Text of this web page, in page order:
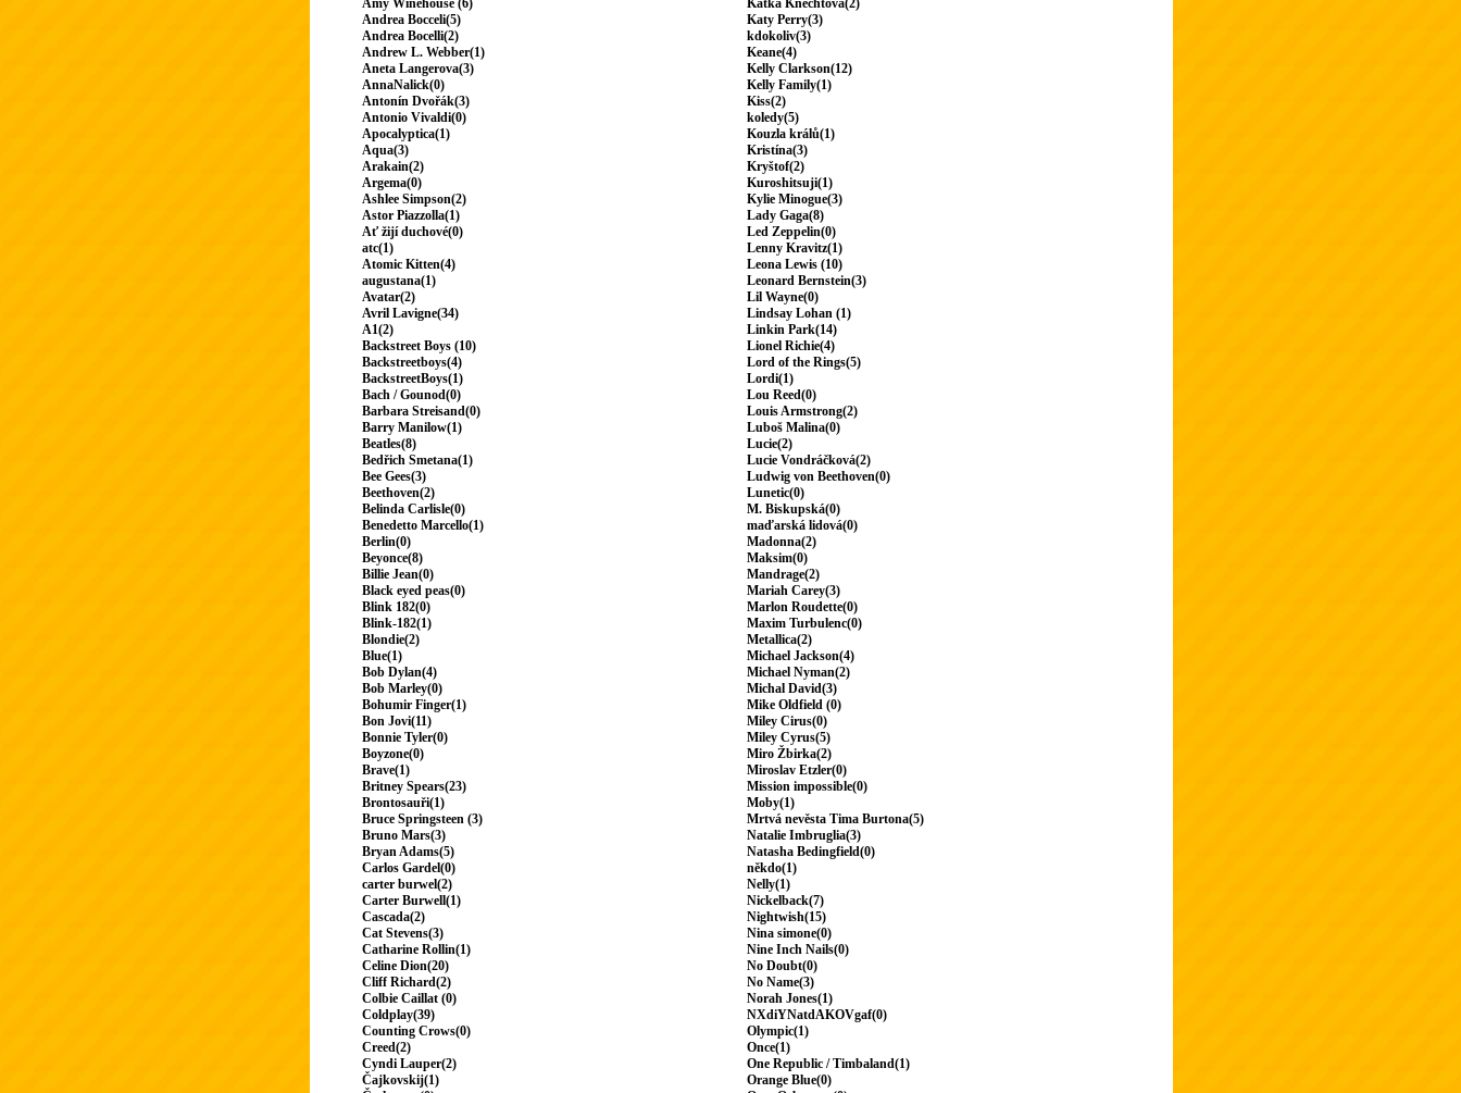
Amy Winehouse (6)
Andrea Bocceli(5)
Andrea Bocelli(2)
Andrew L. Webber(1)
Aneta Langerova(3)
AnnaNalick(0)
Antonín Dvořák(3)
Antonio Vivaldi(0)
Apocalyptica(1)
Aqua(3)
Arakain(2)
Argema(0)
Ashlee Simpson(2)
Astor Piazzolla(1)
Ať žijí duchové(0)
atc(1)
Atomic Kitten(4)
augustana(1)
Avatar(2)
Avril Lavigne(34)
A1(2)
Backstreet Boys (10)
Backstreetboys(4)
BackstreetBoys(1)
Bach / Gounod(0)
Barbara Streisand(0)
Barry Manilow(1)
Beatles(8)
Bedřich Smetana(1)
Bee Gees(3)
Beethoven(2)
Belinda Carlisle(0)
Benedetto Marcello(1)
Berlin(0)
Beyonce(8)
Billie Jean(0)
Black eyed peas(0)
Blink 182(0)
Blink-182(1)
Blondie(2)
Blue(1)
Bob Dylan(4)
Bob Marley(0)
Bohumir Finger(1)
Bon Jovi(11)
Bonnie Tyler(0)
Boyzone(0)
Brave(1)
Britney Spears(23)
Brontosauři(1)
Bruce Springsteen (3)
Bruno Mars(3)
Bryan Adams(5)
Carlos Gardel(0)
carter burwel(2)
Carter Burwell(1)
Cascada(2)
Cat Stevens(3)
Catharine Rollin(1)
Celine Dion(20)
Cliff Richard(2)
Colbie Caillat (0)
Coldplay(39)
Counting Crows(0)
Creed(2)
Cyndi Lauper(2)
Čajkovskij(1)
Katka Knechtová(2)
Katy Perry(3)
kdokoliv(3)
Keane(4)
Kelly Clarkson(12)
Kelly Family(1)
Kiss(2)
koledy(5)
Kouzla králů(1)
Kristína(3)
Kryštof(2)
Kuroshitsuji(1)
Kylie Minogue(3)
Lady Gaga(8)
Led Zeppelin(0)
Lenny Kravitz(1)
Leona Lewis (10)
Leonard Bernstein(3)
Lil Wayne(0)
Lindsay Lohan (1)
Linkin Park(14)
Lionel Richie(4)
Lord of the Rings(5)
Lordi(1)
Lou Reed(0)
Louis Armstrong(2)
Luboš Malina(0)
Lucie(2)
Lucie Vondráčková(2)
Ludwig von Beethoven(0)
Lunetic(0)
M. Biskupská(0)
maďarská lidová(0)
Madonna(2)
Maksim(0)
Mandrage(2)
Mariah Carey(3)
Marlon Roudette(0)
Maxim Turbulenc(0)
Metallica(2)
Michael Jackson(4)
Michael Nyman(2)
Michal David(3)
Mike Oldfield (0)
Miley Cirus(0)
Miley Cyrus(5)
Miro Žbirka(2)
Miroslav Etzler(0)
Mission impossible(0)
Moby(1)
Mrtvá nevěsta Tima Burtona(5)
Natalie Imbruglia(3)
Natasha Bedingfield(0)
někdo(1)
Nelly(1)
Nickelback(7)
Nightwish(15)
Nina simone(0)
Nine Inch Nails(0)
No Doubt(0)
No Name(3)
Norah Jones(1)
NXdiYNatdAKOVgaf(0)
Olympic(1)
Once(1)
One Republic / Timbaland(1)
Orange Blue(0)